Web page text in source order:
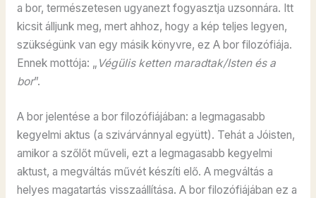
a bor, természetesen ugyanezt fogyasztja uzsonnára. Itt
kicsit álljunk meg, mert ahhoz, hogy a kép teljes legyen,
szükségünk van egy másik könyvre, ez A bor filozófiája.
Ennek mottója: „ Végülis ketten maradtak/Isten és a
bor”.
A bor jelentése a bor filozófiájában: a legmagasabb
kegyelmi aktus (a szivárvánnyal együtt). Tehát a Jóisten,
amikor a szőlőt műveli, ezt a legmagasabb kegyelmi
aktust, a megváltás művét készíti elő. A megváltás a
helyes magatartás visszaállítása. A bor filozófiájában ez a